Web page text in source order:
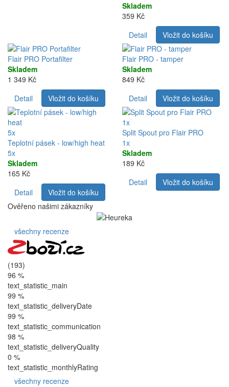
Skladem
359 Kč
Detail
Vložit do košíku
Flair PRO Portafilter
Skladem
1 349 Kč
Detail
Vložit do košíku
Flair PRO - tamper
Skladem
849 Kč
Detail
Vložit do košíku
5x
Teplotní pásek - low/high heat
5x
Skladem
165 Kč
Detail
Vložit do košíku
1x
Split Spout pro Flair PRO
1x
Skladem
189 Kč
Detail
Vložit do košíku
Ověřeno našimi zákazníky
všechny recenze
(193)
96 %
text_statistic_main
99 %
text_statistic_deliveryDate
99 %
text_statistic_communication
98 %
text_statistic_deliveryQuality
0 %
text_statistic_monthlyRating
všechny recenze